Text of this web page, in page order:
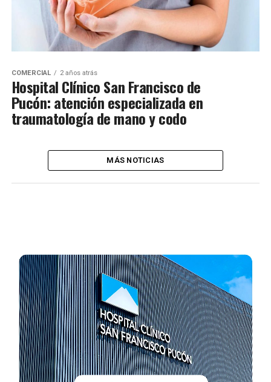
COMERCIAL 2 años atrás
Hospital Clínico San Francisco de
Pucón: atención especializada en
traumatología de mano y codo
MÁS NOTICIAS